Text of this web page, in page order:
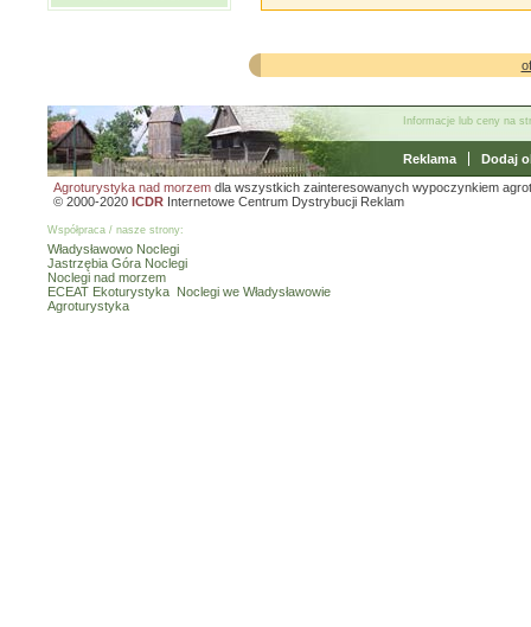
Informacje lub ceny na
Reklama
Dodaj
Agroturystyka nad morzem dla wszystkich zainteresowanych wypoczynkiem
© 2000-2020 ICDR Internetowe Centrum Dystrybucji Reklam
Współpraca / nasze strony:
Władysławowo Noclegi
Jastrzębia Góra Noclegi
Noclegi nad morzem
ECEAT Ekoturystyka Noclegi we Władysławowie
Agroturystyka